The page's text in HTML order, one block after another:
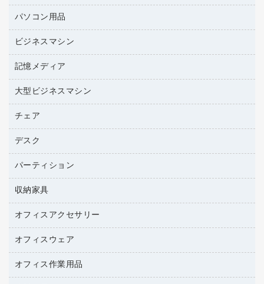
ワープロリボン
リサイクルトナー（リターン方式）
リサイクルトナー（プール方式）
リサイクルインクカートリッジ
ファクシミリトナー
トナーカートリッジ
コピートナー
名刺用紙
帳票用紙／フォーム用紙
ワープロ用紙
ラベル用紙
プロッター用紙
ハガキ用紙
その他コピー用紙・プリンタ用紙
コピー用紙
パソコン用品
パソコン周辺機器
各種ケーブル
マウスパッド
マウス
パソコンバッグ／収納用品
ネットワーク／ＬＡＮ機器
ネットワーク／ＬＡＮアクセサリー
セキュリティ用品
ＵＳＢハブ／ＵＳＢアクセサリー
ＯＡフィルター
ＯＡクリーナー／エアダスター
ビジネスマシン
電話機
レーザープリンタ／複合機
メモリーカード
プロジェクタ
ファクシミリ
デジタルカメラ
スキャナー
コピー機
記憶メディア
ブルーレイディスク
ＣＤ－ＲＷ
ＣＤ－Ｒ
メディア収納用品
大型ビジネスマシン
プリンタ
チェア
応接イス・ベンチ
オフィスチェア
デスク
ミーティングテーブル
デスク
カウンター
パーティション
ホワイトボード・黒板
収納家具
保管庫・書庫
ロッカー・下駄箱
その他収納
オフィスアクセサリー
オフィスアクセサリー
オフィスウェア
医療・介護・ワーキングウェア
オフィス作業用品